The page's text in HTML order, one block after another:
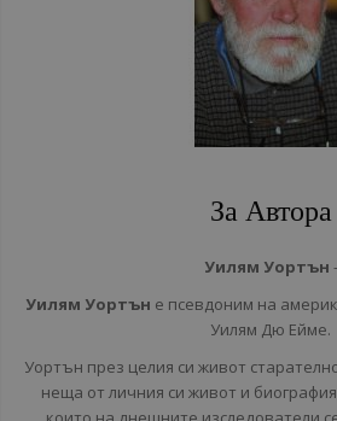
За Автора
Уилям Уортън -
Уилям Уортън е псевдоним на
Уилям Дю Ейме.
Уортън през целия си живот
неща от личния си живот и